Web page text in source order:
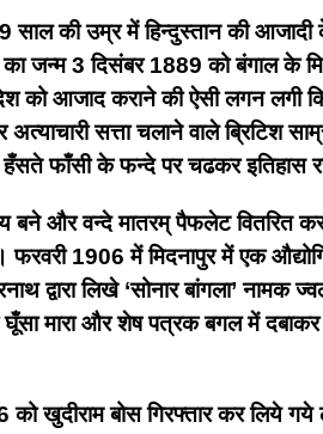
साल की उम्र में हिन्दुस्तान की
का जन्म 3 दिसंबर 1889 को बंगाल के
को आजाद कराने की ऐसी लगन लगी
सत्ता चलाने वाले
फाँसी के फन्दे पर चढकर इतिहास
बने और वन्दे मातरम् पैफलेट वितरित
फरवरी 1906 में मिदनापुर में एक
लिखे ‘सोनार बांगला’ नामक
मारा और शेष पत्रक बगल में
को खुदीराम बोस गिरफ्तार कर